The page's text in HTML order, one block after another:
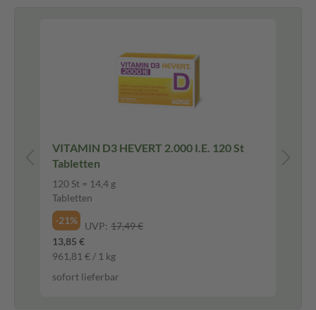
VITAMIN D3 HEVERT 2.000 I.E. 120 St
Tabletten
120 St = 14,4 g
Tabletten
-21%
UVP: 17,49 €
13,85 €
961,81 € / 1 kg
sofort lieferbar